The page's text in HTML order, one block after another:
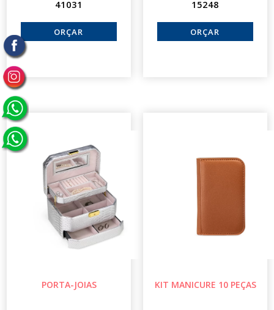
41031 15248
PORTA-JOIAS KIT MANICURE 10 PEÇAS